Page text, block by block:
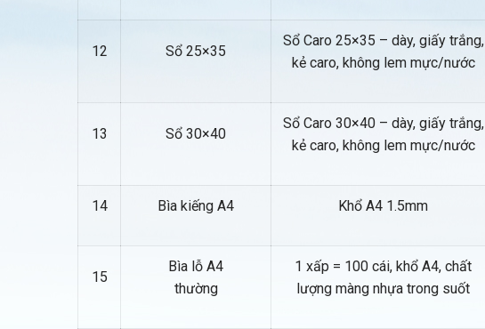
12 Sổ 25×35
Sổ Caro 25×35 – dày, giấy trắng,
kẻ caro, không lem mực/nước
13 Sổ 30×40
Sổ Caro 30×40 – dày, giấy trắng,
kẻ caro, không lem mực/nước
14 Bìa kiếng A4 Khổ A4 1.5mm
15
Bìa lỗ A4
thường
1 xấp = 100 cái, khổ A4, chất
lượng màng nhựa trong suốt